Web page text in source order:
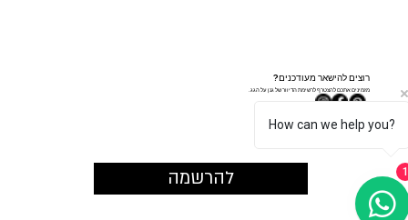
מזמינים אתכם להצטרף לרשימת הדיוור של גנן על הגג.
רוצים להישאר מעודכנים?
להרשמה
How can we help you?
1